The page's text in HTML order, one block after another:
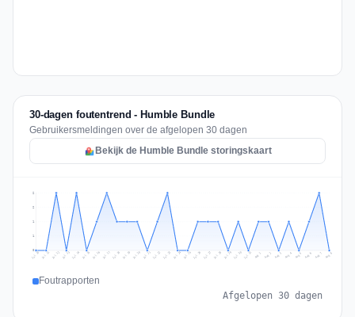
30-dagen foutentrend - Humble Bundle
Gebruikersmeldingen over de afgelopen 30 dagen
Bekijk de Humble Bundle storingskaart
1
1
2
2
Jul 10 Jul 11 Jul 12 Jul 13 Jul 14 Jul 15 Jul 16 Jul 17 Jul 18 Jul 19 Jul 20 Jul 21 Jul 22 Jul 23 Jul 24 Jul 25 Jul 26 Jul 27 Jul 28 Jul 29 Jul 30 Jul 31 Aug 1 Aug 2 Aug 3 Aug 4 Aug 5 Aug 6 Aug 7 Aug 8
Foutrapporten
Afgelopen 30 dagen